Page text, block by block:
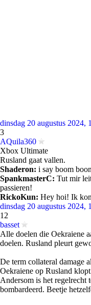
dinsdag 20 augustus 2024,
3
AQuila360
Xbox Ultimate
Rusland gaat vallen.
Shaderon: i say boom
SpankmasterC: Tut mir
passieren!
RickoKun: Hey hoi! Ik
dinsdag 20 augustus 2024,
12
basset
Alle doelen die Oekraiene
doelen. Rusland pleurt
De term collateral damage
Oekraiene op Rusland
Andersom is het
bombardeerd. Beetje